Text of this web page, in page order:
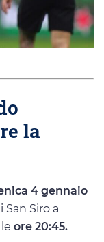
la
4 gennaio
San Siro a
ore 20:45.